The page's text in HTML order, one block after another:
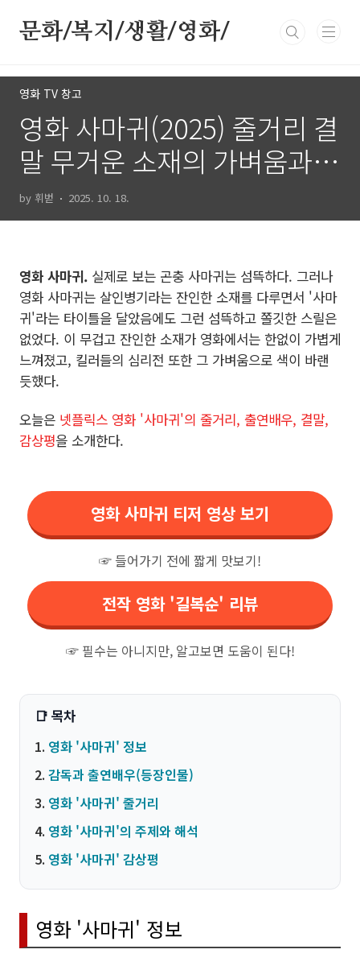
문화/복지/생활/영화/
영화 TV 창고
영화 사마귀(2025) 줄거리 결
말 무거운 소재의 가벼움과
색 바랜 심리전
by 휘벋 2025. 10. 18.
영화 사마귀. 실제로 보는 곤충 사마귀는 섬뜩하다. 그러나
영화 사마귀는 살인병기라는 잔인한 소재를 다루면서 '사마
귀'라는 타이틀을 달았음에도 그런 섬뜩하고 쫄깃한 스릴은
없었다. 이 무겁고 잔인한 소재가 영화에서는 한없이 가볍게
느껴졌고, 킬러들의 심리전 또한 그 가벼움으로 색이 바랜
듯했다.
오늘은 넷플릭스 영화 '사마귀'의 줄거리, 출연배우, 결말,
감상평을 소개한다.
영화 사마귀 티저 영상 보기
☞ 들어가기 전에 짧게 맛보기!
전작 영화 '길복순' 리뷰
☞ 필수는 아니지만, 알고보면 도움이 된다!
영화 '사마귀' 정보
감독과 출연배우(등장인물)
영화 '사마귀' 줄거리
영화 '사마귀'의 주제와 해석
영화 '사마귀' 감상평
영화 '사마귀' 정보